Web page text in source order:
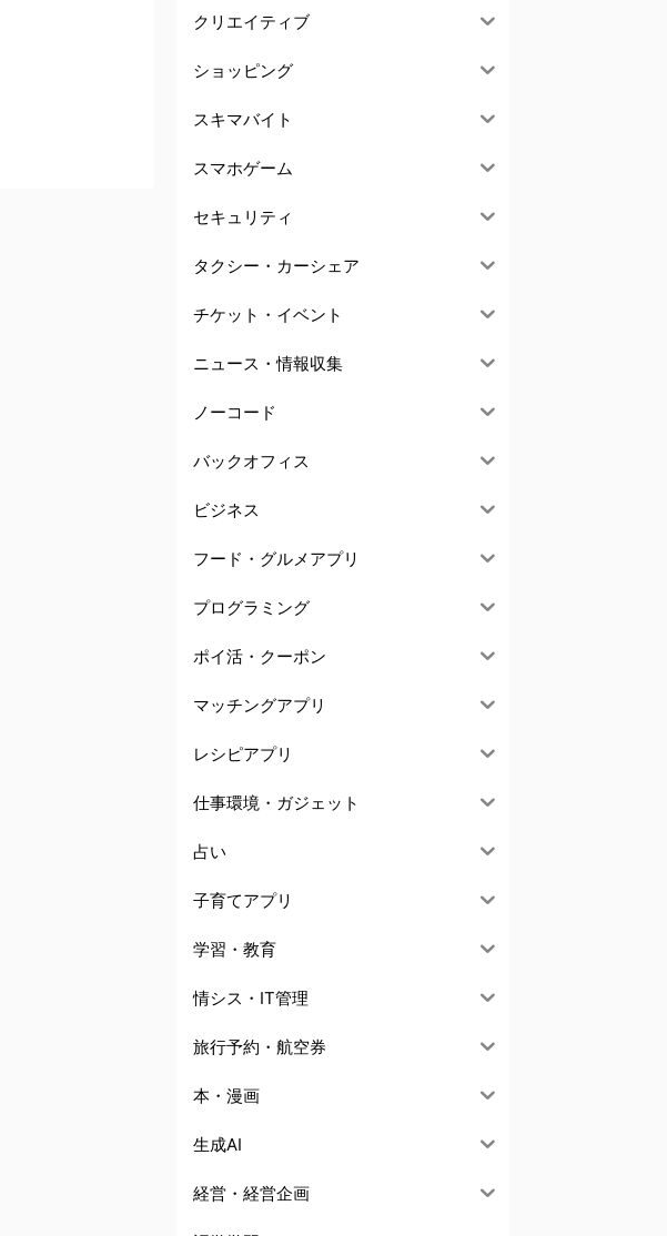
クリエイティブ
ショッピング
スキマバイト
スマホゲーム
セキュリティ
タクシー・カーシェア
チケット・イベント
ニュース・情報収集
ノーコード
バックオフィス
ビジネス
フード・グルメアプリ
プログラミング
ポイ活・クーポン
マッチングアプリ
レシピアプリ
仕事環境・ガジェット
占い
子育てアプリ
学習・教育
情シス・IT管理
旅行予約・航空券
本・漫画
生成AI
経営・経営企画